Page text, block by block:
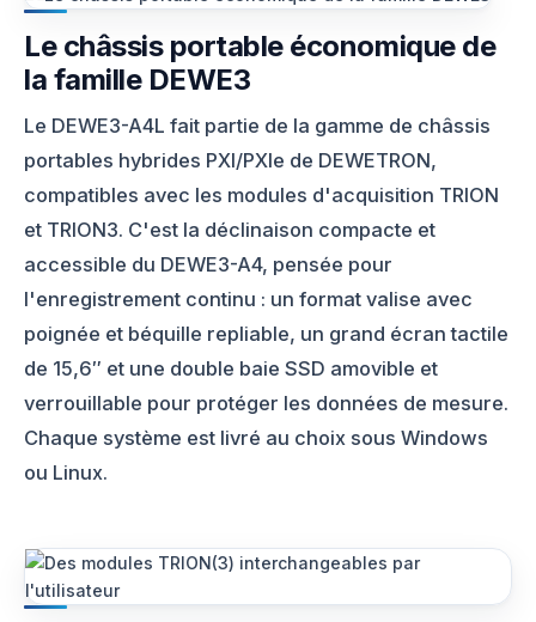
Le châssis portable économique de
la famille DEWE3
Le DEWE3-A4L fait partie de la gamme de châssis
portables hybrides PXI/PXIe de DEWETRON,
compatibles avec les modules d'acquisition TRION
et TRION3. C'est la déclinaison compacte et
accessible du DEWE3-A4, pensée pour
l'enregistrement continu : un format valise avec
poignée et béquille repliable, un grand écran tactile
de 15,6″ et une double baie SSD amovible et
verrouillable pour protéger les données de mesure.
Chaque système est livré au choix sous Windows
ou Linux.